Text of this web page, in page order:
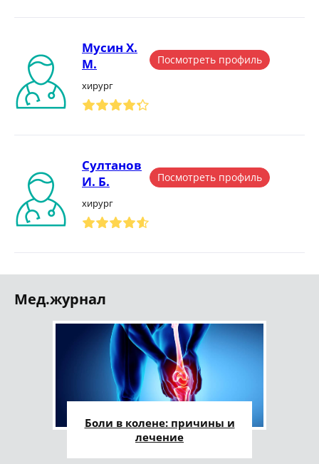
Мусин Х.
М.
хирург
Посмотреть профиль
Султанов
И. Б.
хирург
Посмотреть профиль
Мед.журнал
Боли в колене: причины и
лечение